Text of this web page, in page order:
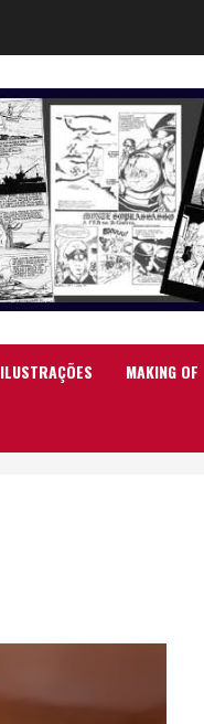
ILUSTRAÇÕES MAKING OF